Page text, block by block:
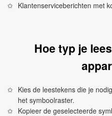
Klantenserviceberichten met
Hoe typ je
Kies de leestekens die je
het symboolraster.
Kopieer de geselecteerde